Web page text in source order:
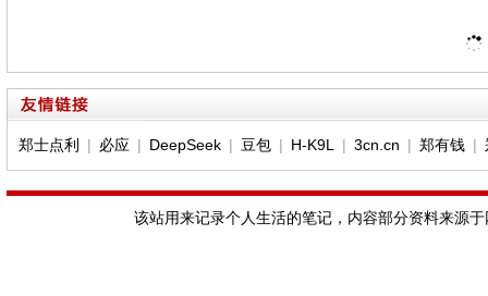
郑士点利 | 必应 | DeepSeek| 豆包| H-K9L | 3cn.cn | 郑有钱|
该站用来记录个人生活的笔记，内容部分资料来源